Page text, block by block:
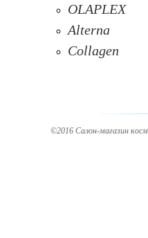
OLAPLEX
Alterna
Collagen
©2016 Салон-магазин